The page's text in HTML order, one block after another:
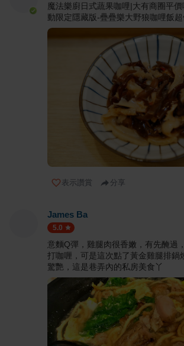
魔法樂廚日式蔬果咖哩|大有商圈平
動限定隱藏版-疊疊樂大野狼咖哩飯
表示讚賞 分享
James Ba
5.0
意麵Q彈，雞腿肉很香嫩，有先醃過
打咖喱，可是這次點了黃金雞腿排鍋
驚艷，這是巷弄內的私房美食丫